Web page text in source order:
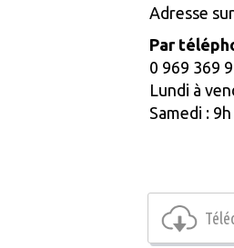
Adresse
Par
0 969 369
Lundi à
Samedi :